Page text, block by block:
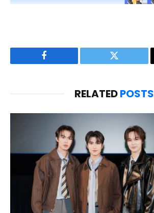
Facebook Twitter
RELATEDPOSTS